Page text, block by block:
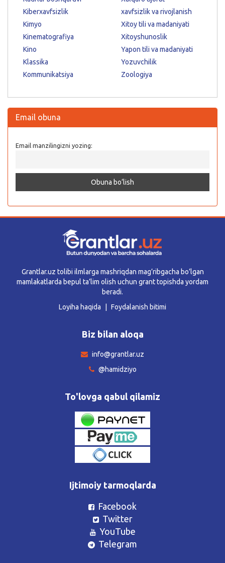
Kiberxavfsizlik
Kimyo
Kinematografiya
Kino
Klassika
Kommunikatsiya
xavfsizlik va rivojlanish
Xitoy tili va madaniyati
Xitoyshunoslik
Yapon tili va madaniyati
Yozuvchilik
Zoologiya
Email obuna
Email manzilingizni yozing:
Grantlar.uz tolibi ilmlarga mashriqdan mag’ribgacha bo’lgan
mamlakatlarda bepul ta’lim olish uchun grant topishda yordam
beradi.
Loyiha haqida
Foydalanish bitimi
Biz bilan aloqa
info@grantlar.uz
@hamidziyo
To'lovga qabul qilamiz
Ijtimoiy tarmoqlarda
Facebook
Twitter
YouTube
Telegram